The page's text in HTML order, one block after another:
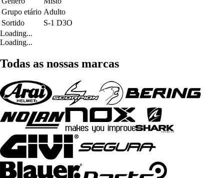
Grupo etário Adulto
Sortido
S-1 D3O
Loading...
Loading...
Todas as nossas marcas